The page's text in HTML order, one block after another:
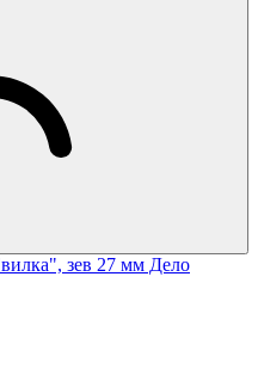
зев 27 мм Дело